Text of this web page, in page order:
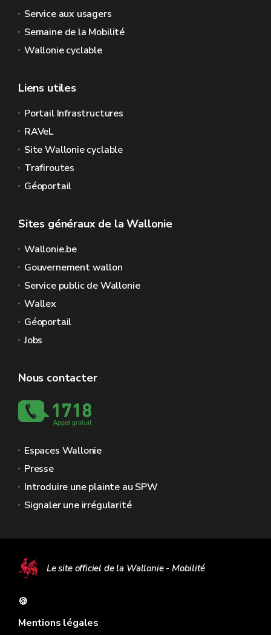
Service aux usagers
Semaine de la Mobilité
Wallonie cyclable
Liens utiles
Portail Infrastructures
RAVeL
Site Wallonie cyclable
Trafiroutes
Géoportail
Sites généraux de la Wallonie
Wallonie.be
Gouvernement wallon
Service public de Wallonie
Wallex
Géoportail
Jobs
Nous contacter
Espaces Wallonie
Presse
Introduire une plainte au SPW
Signaler une irrégularité
Le site officiel de la Wallonie - Mobilité
🍪
Mentions légales